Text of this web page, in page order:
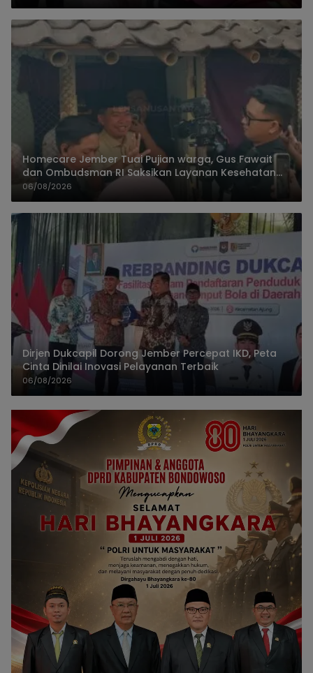
Homecare Jember Tuai Pujian warga, Gus Fawait
dan Ombudsman RI Saksikan Layanan Kesehatan
Rumah Pasien
06/08/2026
Dirjen Dukcapil Dorong Jember Percepat IKD, Peta
Cinta Dinilai Inovasi Pelayanan Terbaik
06/08/2026